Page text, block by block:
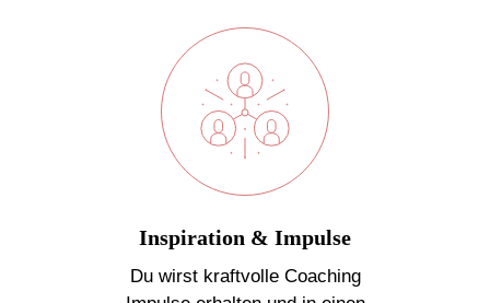
Inspiration & Impulse
Du wirst kraftvolle Coaching